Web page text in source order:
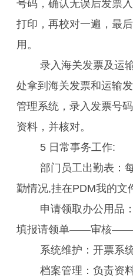
号码，确认无误后发票
打印，再校对一遍，最
用。
录入海关发票及运
处拿到海关发票和运输
管理系统，录入发票号
资料，并核对。
5 日常事务工作:
部门员工出勤表：
勤情况,挂在PDM我的文
申请领取办公用品
填报请领单——审核——
系统维护：开票系
档案管理：负责资